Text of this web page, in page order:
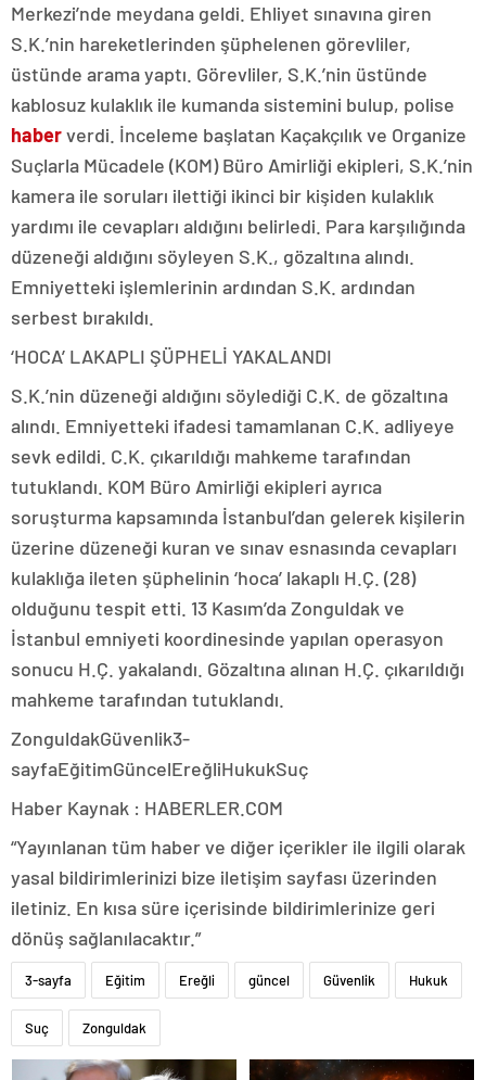
Merkezi’nde meydana geldi. Ehliyet sınavına giren
S.K.’nin hareketlerinden şüphelenen görevliler,
üstünde arama yaptı. Görevliler, S.K.’nin üstünde
kablosuz kulaklık ile kumanda sistemini bulup, polise
haberverdi. İnceleme başlatan Kaçakçılık ve Organize
Suçlarla Mücadele (KOM) Büro Amirliği ekipleri, S.K.’nin
kamera ile soruları ilettiği ikinci bir kişiden kulaklık
yardımı ile cevapları aldığını belirledi. Para karşılığında
düzeneği aldığını söyleyen S.K., gözaltına alındı.
Emniyetteki işlemlerinin ardından S.K. ardından
serbest bırakıldı.
‘HOCA’ LAKAPLI ŞÜPHELİ YAKALANDI
S.K.’nin düzeneği aldığını söylediği C.K. de gözaltına
alındı. Emniyetteki ifadesi tamamlanan C.K. adliyeye
sevk edildi. C.K. çıkarıldığı mahkeme tarafından
tutuklandı. KOM Büro Amirliği ekipleri ayrıca
soruşturma kapsamında İstanbul’dan gelerek kişilerin
üzerine düzeneği kuran ve sınav esnasında cevapları
kulaklığa ileten şüphelinin ‘hoca’ lakaplı H.Ç. (28)
olduğunu tespit etti. 13 Kasım’da Zonguldak ve
İstanbul emniyeti koordinesinde yapılan operasyon
sonucu H.Ç. yakalandı. Gözaltına alınan H.Ç. çıkarıldığı
mahkeme tarafından tutuklandı.
ZonguldakGüvenlik3-
sayfaEğitimGüncelEreğliHukukSuç
Haber Kaynak : HABERLER.COM
“Yayınlanan tüm haber ve diğer içerikler ile ilgili olarak
yasal bildirimlerinizi bize iletişim sayfası üzerinden
iletiniz. En kısa süre içerisinde bildirimlerinize geri
dönüş sağlanılacaktır.”
3-sayfa Eğitim Ereğli güncel Güvenlik Hukuk
Suç Zonguldak